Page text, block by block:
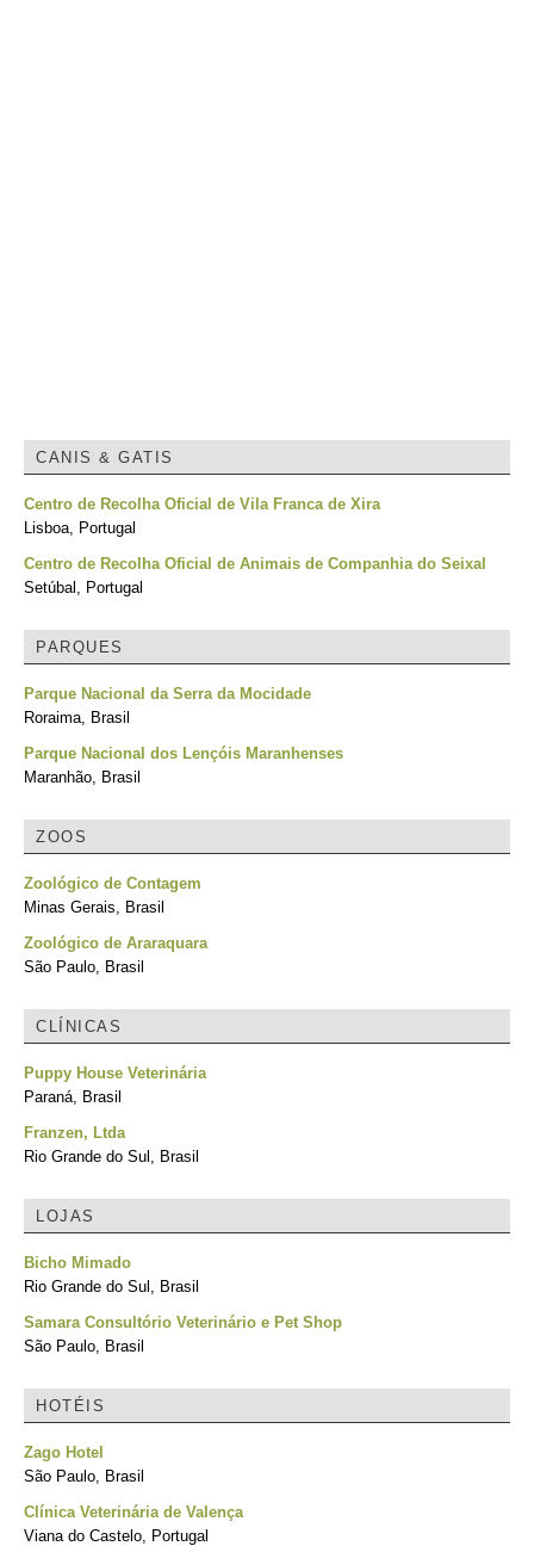
CANIS & GATIS
Centro de Recolha Oficial de Vila Franca de Xira
Lisboa, Portugal
Centro de Recolha Oficial de Animais de Companhia do Seixal
Setúbal, Portugal
PARQUES
Parque Nacional da Serra da Mocidade
Roraima, Brasil
Parque Nacional dos Lençóis Maranhenses
Maranhão, Brasil
ZOOS
Zoológico de Contagem
Minas Gerais, Brasil
Zoológico de Araraquara
São Paulo, Brasil
CLÍNICAS
Puppy House Veterinária
Paraná, Brasil
Franzen, Ltda
Rio Grande do Sul, Brasil
LOJAS
Bicho Mimado
Rio Grande do Sul, Brasil
Samara Consultório Veterinário e Pet Shop
São Paulo, Brasil
HOTÉIS
Zago Hotel
São Paulo, Brasil
Clínica Veterinária de Valença
Viana do Castelo, Portugal